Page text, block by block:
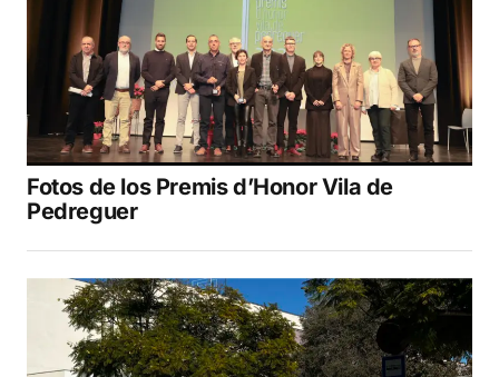
Fotos de los Premis d’Honor Vila de
Pedreguer